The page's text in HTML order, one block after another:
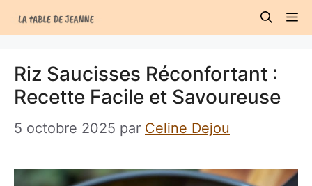
au
Riz Saucisses Réconfortant :
Recette Facile et Savoureuse
5 octobre 2025 par Celine Dejou